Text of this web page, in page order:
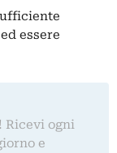
essere
Ricevi ogni
e